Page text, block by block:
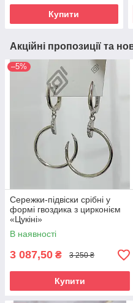
Купити
Акційні пропозиції та
–5%
Сережки-підвіски срібні у
формі гвоздика з цирконієм
«Цукіні»
В наявності
3 087,50 ₴ 3 250 ₴
Купити